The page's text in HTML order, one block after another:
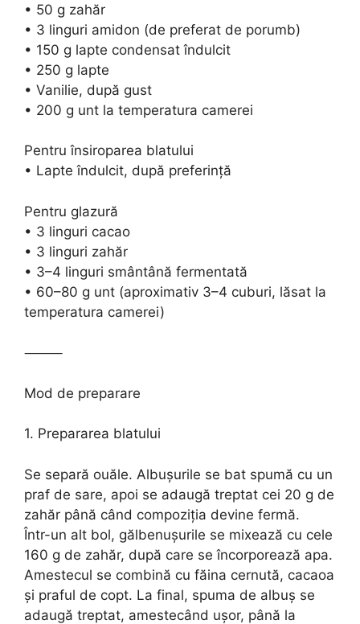
• 50 g zahăr
• 3 linguri amidon (de preferat de porumb)
• 150 g lapte condensat îndulcit
• 250 g lapte
• Vanilie, după gust
• 200 g unt la temperatura camerei
Pentru însiroparea blatului
• Lapte îndulcit, după preferință
Pentru glazură
• 3 linguri cacao
• 3 linguri zahăr
• 3–4 linguri smântână fermentată
• 60–80 g unt (aproximativ 3–4 cuburi, lăsat la
temperatura camerei)
⸻
Mod de preparare
1. Prepararea blatului
Se separă ouăle. Albușurile se bat spumă cu un
praf de sare, apoi se adaugă treptat cei 20 g de
zahăr până când compoziția devine fermă.
Într-un alt bol, gălbenușurile se mixează cu cele
160 g de zahăr, după care se încorporează apa.
Amestecul se combină cu făina cernută, cacaoa
și praful de copt. La final, spuma de albuș se
adaugă treptat, amestecând ușor, până la